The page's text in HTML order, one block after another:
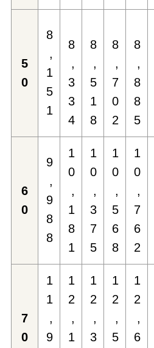
5
0
8
,
1
5
1
8
,
3
3
4
8
,
5
1
8
8
,
7
0
2
8
,
8
8
5
6
0
9
,
9
8
8
1
0
,
1
8
1
1
0
,
3
7
5
1
0
,
5
6
8
1
0
,
7
6
2
7
0
1
1
,
9
1
2
,
1
1
2
,
3
1
2
,
5
1
2
,
6